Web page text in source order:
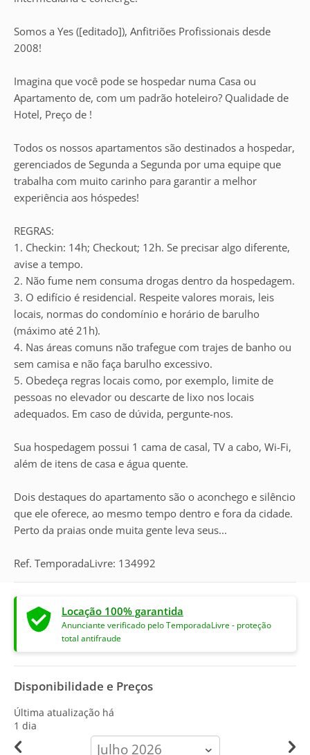
Somos a Yes ([editado]), Anfitriões Profissionais desde
2008!
Imagina que você pode se hospedar numa Casa ou
Apartamento de, com um padrão hoteleiro? Qualidade de
Hotel, Preço de !
Todos os nossos apartamentos são destinados a hospedar,
gerenciados de Segunda a Segunda por uma equipe que
trabalha com muito carinho para garantir a melhor
experiência aos hóspedes!
REGRAS:
1. Checkin: 14h; Checkout; 12h. Se precisar algo diferente,
avise a tempo.
2. Não fume nem consuma drogas dentro da hospedagem.
3. O edifício é residencial. Respeite valores morais, leis
locais, normas do condomínio e horário de barulho
(máximo até 21h).
4. Nas áreas comuns não trafegue com trajes de banho ou
sem camisa e não faça barulho excessivo.
5. Obedeça regras locais como, por exemplo, limite de
pessoas no elevador ou descarte de lixo nos locais
adequados. Em caso de dúvida, pergunte-nos.
Sua hospedagem possui 1 cama de casal, TV a cabo, Wi-Fi,
além de itens de casa e água quente.
Dois destaques do apartamento são o aconchego e silêncio
que ele oferece, ao mesmo tempo dentro e fora da cidade.
Perto da praias onde muita gente leva seus...
Ref. TemporadaLivre: 134992
Locação 100% garantida
Anunciante verificado pelo TemporadaLivre - proteção
total antifraude
Disponibilidade e Preços
Última atualização há
1 dia
calendar-